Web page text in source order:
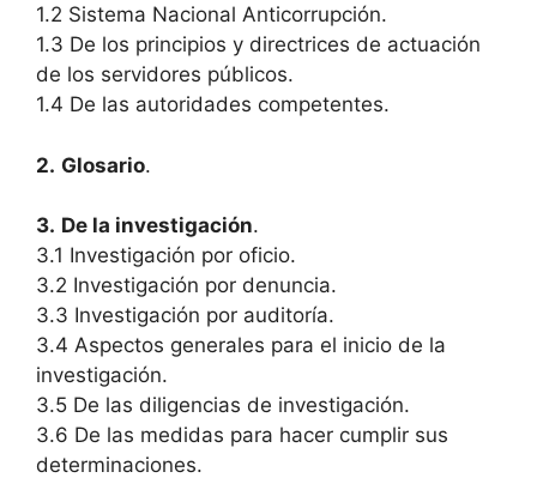
1.2 Sistema Nacional Anticorrupción.
1.3 De los principios y directrices de actuación
de los servidores públicos.
1.4 De las autoridades competentes.
2. Glosario.
3. De la investigación.
3.1 Investigación por oficio.
3.2 Investigación por denuncia.
3.3 Investigación por auditoría.
3.4 Aspectos generales para el inicio de la
investigación.
3.5 De las diligencias de investigación.
3.6 De las medidas para hacer cumplir sus
determinaciones.